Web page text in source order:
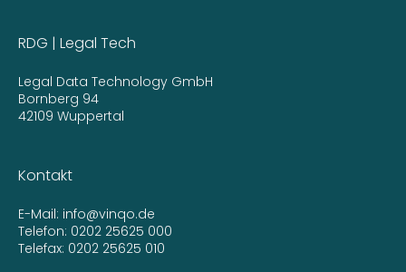
RDG | Legal Tech
Legal Data Technology GmbH
Bornberg 94
42109 Wuppertal
Kontakt
E-Mail: info@vinqo.de
Telefon: 0202 25625 000
Telefax: 0202 25625 010